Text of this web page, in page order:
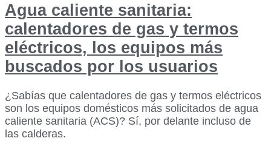
Agua caliente sanitaria:
calentadores de gas y termos
eléctricos, los equipos más
buscados por los usuarios
¿Sabías que calentadores de gas y termos eléctricos
son los equipos domésticos más solicitados de agua
caliente sanitaria (ACS)? Sí, por delante incluso de
las calderas.